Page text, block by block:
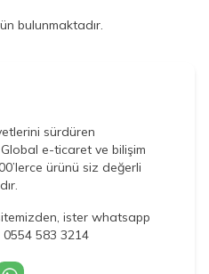
bulunmaktadır.
sürdüren
e-ticaret ve bilişim
ürünü siz değerli
ister whatsapp
583 3214